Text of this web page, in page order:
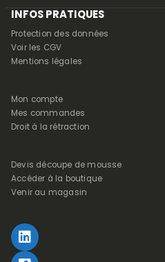
INFOS PRATIQUES
Protection des données
Voir les CGV
Mentions légales
Mon compte
Mes commandes
Droit à la rétraction
Devis découpe de mousse
Accéder à la boutique
Venir au magasin